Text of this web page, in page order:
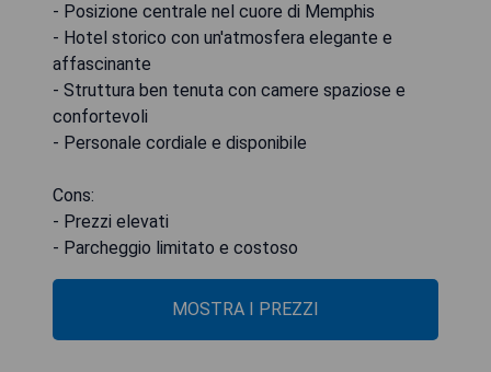
- Posizione centrale nel cuore di Memphis
- Hotel storico con un'atmosfera elegante e
affascinante
- Struttura ben tenuta con camere spaziose e
confortevoli
- Personale cordiale e disponibile
Cons:
- Prezzi elevati
- Parcheggio limitato e costoso
MOSTRA I PREZZI